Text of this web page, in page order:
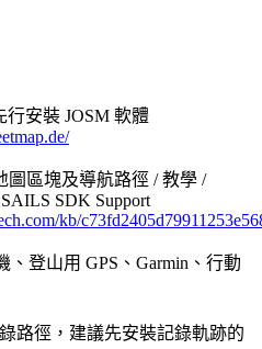
安裝 JOSM 軟體
圖區塊及導航路徑 / 教學 /
SDK Support
kb/
、登山用 GPS、Garmin、行動
路徑，建議先安裝記錄軌跡的